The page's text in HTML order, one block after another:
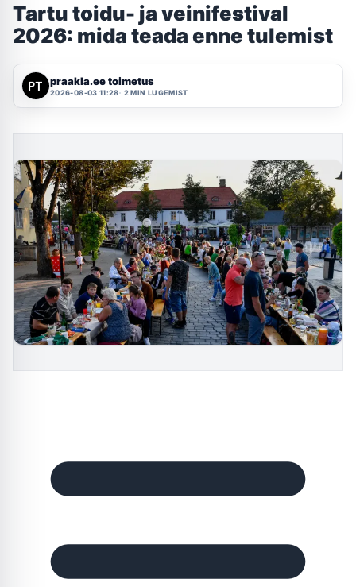
Tartu toidu- ja veinifestival
2026: mida teada enne tulemist
praakla.ee toimetus
2026-08-03 11:28 2 MIN LUGEMIST